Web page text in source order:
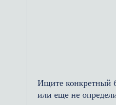
использованы
— для обогрева
Ищите конкретный
или еще не